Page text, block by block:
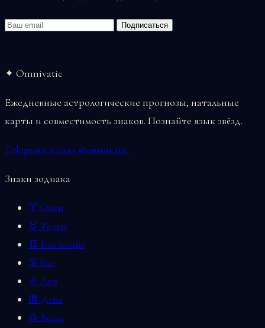
Email Подписаться
✦ Omnivatic
Ежедневные астрологические прогнозы, натальные
карты и совместимость знаков. Познайте язык звёзд.
Telegram-канал @omnivatic
Знаки зодиака
♈ Овен
♉ Телец
♊ Близнецы
♋ Рак
♌ Лев
♍ Дева
♎ Весы